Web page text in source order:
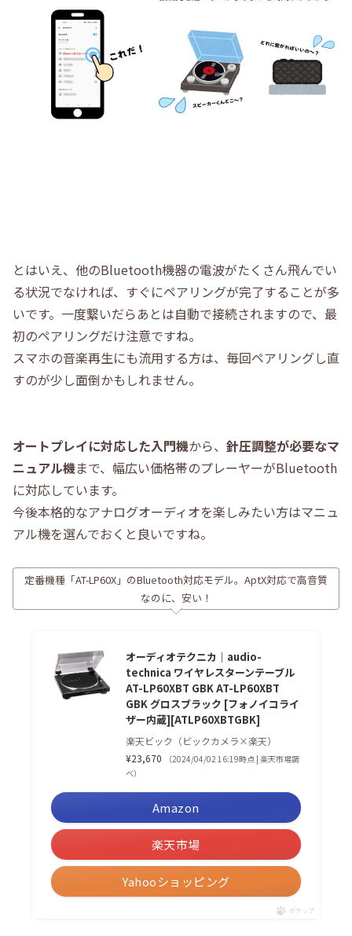
とはいえ、他のBluetooth機器の電波がたくさん飛んでい
る状況でなければ、すぐにペアリングが完了することが多
いです。一度繋いだらあとは自動で接続されますので、最
初のペアリングだけ注意ですね。
スマホの音楽再生にも流用する方は、毎回ペアリングし直
すのが少し面倒かもしれません。
オートプレイに対応した入門機から、 針圧調整が必要なマ
ニュアル機まで、幅広い価格帯のプレーヤーがBluetooth
に対応しています。
今後本格的なアナログオーディオを楽しみたい方はマニュ
アル機を選んでおくと良いですね。
定番機種「AT-LP60X」のBluetooth対応モデル。AptX対応で高音質
なのに、安い！
オーディオテクニカ｜audio-
technica ワイヤレスターンテーブル
AT-LP60XBT GBK AT-LP60XBT
GBK グロスブラック [フォノイコライ
ザー内蔵][ATLP60XBTGBK]
楽天ビック（ビックカメラ×楽天）
¥23,670
（2024/04/02 16:19時点 | 楽天市場調
べ）
Amazon
楽天市場
Yahooショッピング
ポチップ